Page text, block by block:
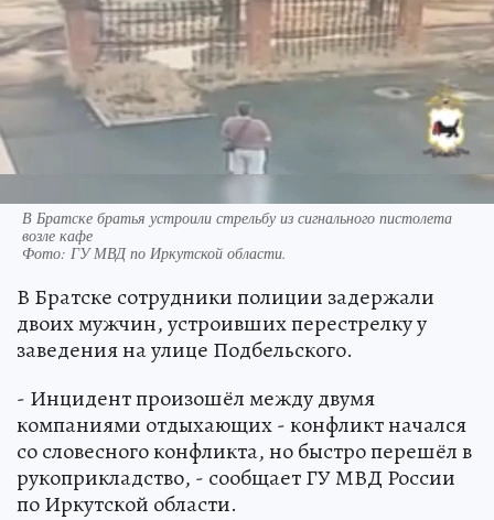
В Братске братья устроили стрельбу из сигнального пистолета
возле кафе
Фото: ГУ МВД по Иркутской области.
В Братске сотрудники полиции задержали
двоих мужчин, устроивших перестрелку у
заведения на улице Подбельского.
- Инцидент произошёл между двумя
компаниями отдыхающих - конфликт начался
со словесного конфликта, но быстро перешёл в
рукоприкладство, - сообщает ГУ МВД России
по Иркутской области.